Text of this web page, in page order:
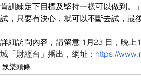
肯訓練定下目標及堅持一樣可以做到。
試，只要有決心，就可以不斷去試，最
詳細訪問內容，請留意 1月23 日，晚上
城「財經台」播出，網址： https://
娛樂頭條